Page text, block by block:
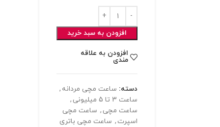
افزودن به سبد خرید
افزودن به علاقه
مندی
دسته: ساعت مچی مردانه ,
ساعت 3 تا 5 میلیونی
,
ساعت مچی , ساعت مچی
اسپرت , ساعت مچی باتری